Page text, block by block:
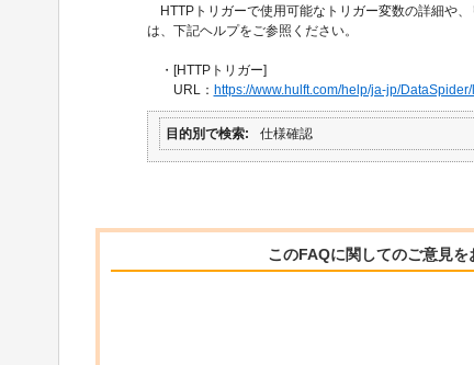
HTTPトリガーで使用可能なトリガー変数の詳細や
は、下記ヘルプをご参照ください。
・[HTTPトリガー]
URL： https://www.hulft.com/help/ja-jp/
目的別で検索 仕様確認
このFAQに関してのご意見を